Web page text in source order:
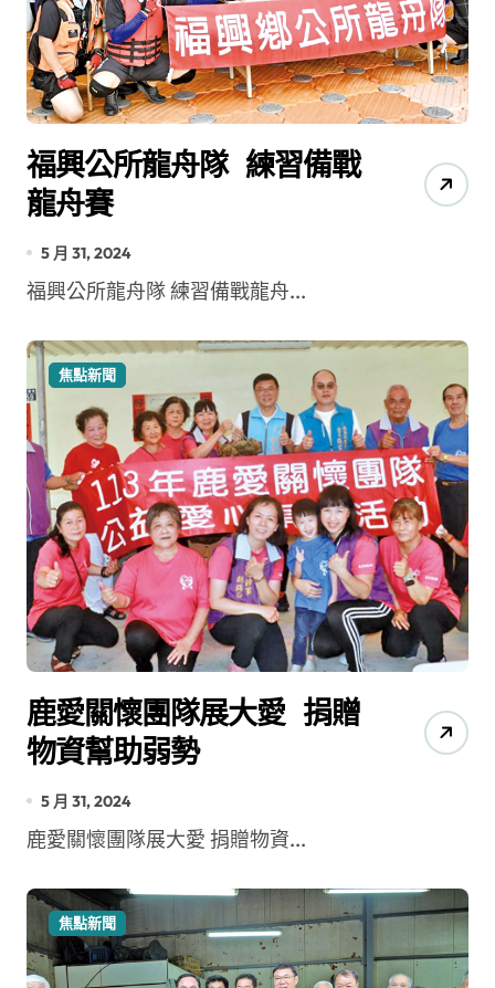
福興公所龍舟隊 練習備戰
龍舟賽
5 月 31, 2024
福興公所龍舟隊 練習備戰龍舟...
焦點新聞
鹿愛關懷團隊展大愛 捐贈
物資幫助弱勢
5 月 31, 2024
鹿愛關懷團隊展大愛 捐贈物資...
焦點新聞